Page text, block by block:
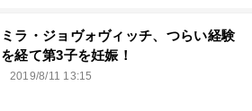
ミラ・ジョヴォヴィッチ、つらい経験
を経て第3子を妊娠！
2019/8/11 13:15